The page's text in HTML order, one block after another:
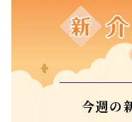
今週の